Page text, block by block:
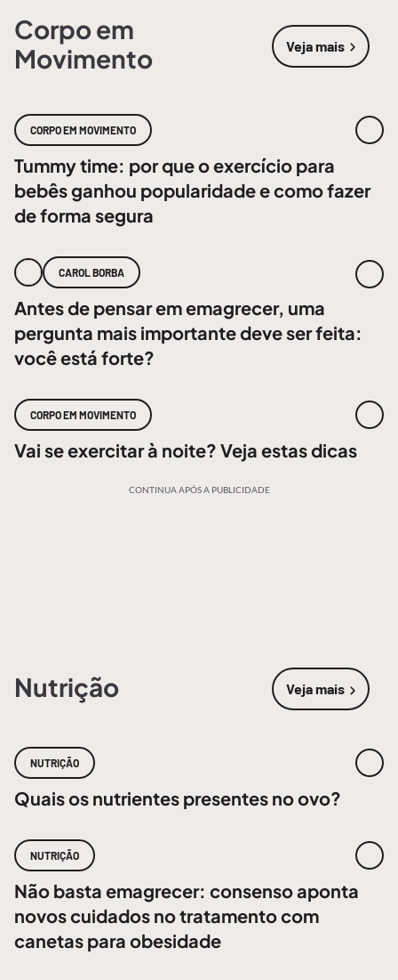
Corpo em
Movimento
Veja mais
sobre
CORPO EM MOVIMENTO
Tummy time: por que o exercício para
bebês ganhou popularidade e como fazer
de forma segura
CAROL BORBA
Antes de pensar em emagrecer, uma
pergunta mais importante deve ser feita:
você está forte?
CORPO EM MOVIMENTO
Vai se exercitar à noite? Veja estas dicas
CONTINUA APÓS A PUBLICIDADE
Nutrição Veja mais
sobre
NUTRIÇÃO
Quais os nutrientes presentes no ovo?
NUTRIÇÃO
Não basta emagrecer: consenso aponta
novos cuidados no tratamento com
canetas para obesidade